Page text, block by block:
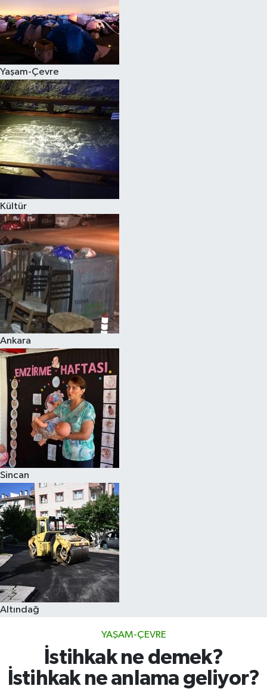
Yaşam-Çevre
Kültür
Ankara
Sincan
Altındağ
YAŞAM-ÇEVRE
İstihkak ne demek?
İstihkak ne anlama geliyor?